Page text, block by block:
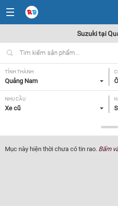
Suzuki tại
TỈNH THÀNH
Quảng Nam
NHU CẦU
Xe cũ
Tất cả
GIÁ XE
Mục này hiện thời chưa có tin rao. Bấm